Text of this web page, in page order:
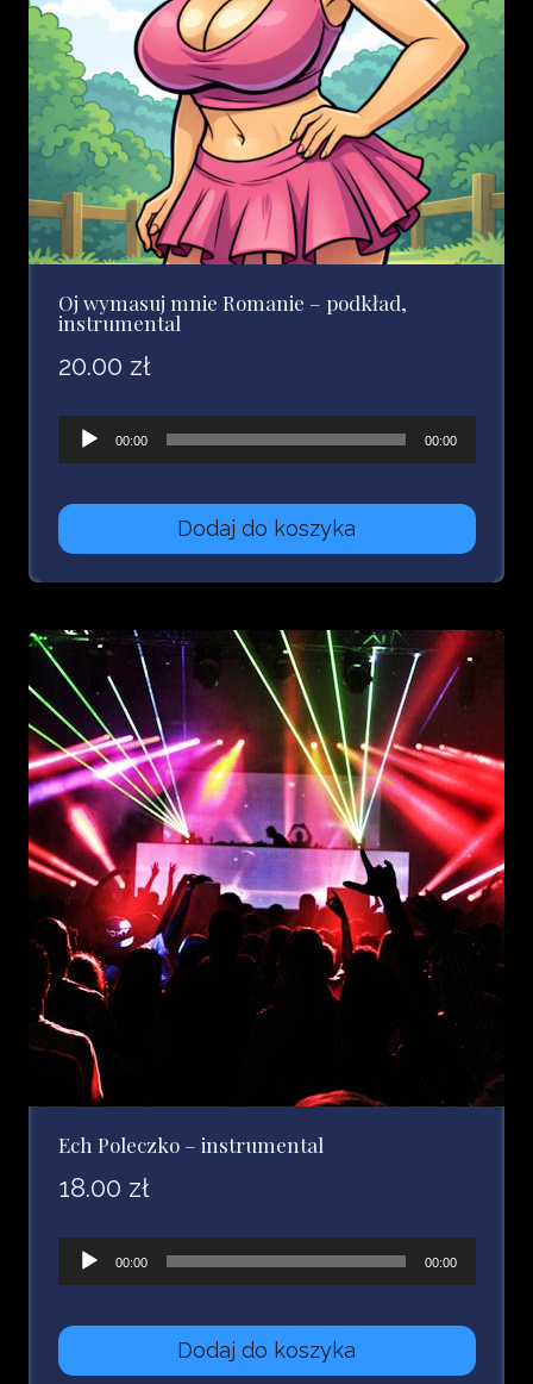
Oj wymasuj mnie Romanie – podkład,
instrumental
20.00 zł
Odtwarzacz
plików
dźwiękowych
00:00 00:00
Dodaj do koszyka
Ech Poleczko – instrumental
18.00 zł
Odtwarzacz
plików
dźwiękowych
00:00 00:00
Dodaj do koszyka